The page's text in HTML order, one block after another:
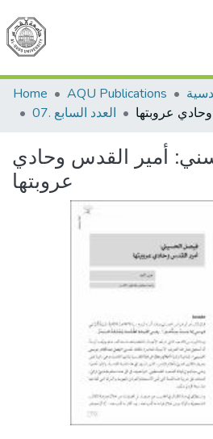
Communities &
All of
Home
AQU Publications
07. العدد السابع
أمير القدس وحادي
عروبتها